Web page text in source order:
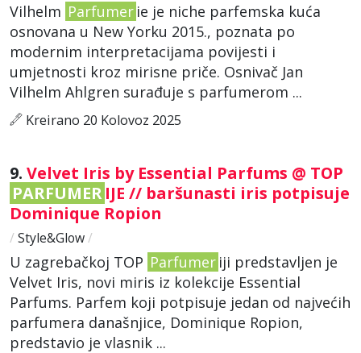
Vilhelm Parfumer ie je niche parfemska kuća
osnovana u New Yorku 2015., poznata po
modernim interpretacijama povijesti i
umjetnosti kroz mirisne priče. Osnivač Jan
Vilhelm Ahlgren surađuje s parfumerom ...
Kreirano 20 Kolovoz 2025
9. Velvet Iris by Essential Parfums @ TOP
PARFUMERIJE // baršunasti iris potpisuje
Dominique Ropion
/ Style&Glow/
U zagrebačkoj TOP Parfumer iji predstavljen je
Velvet Iris, novi miris iz kolekcije Essential
Parfums. Parfem koji potpisuje jedan od najvećih
parfumera današnjice, Dominique Ropion,
predstavio je vlasnik ...